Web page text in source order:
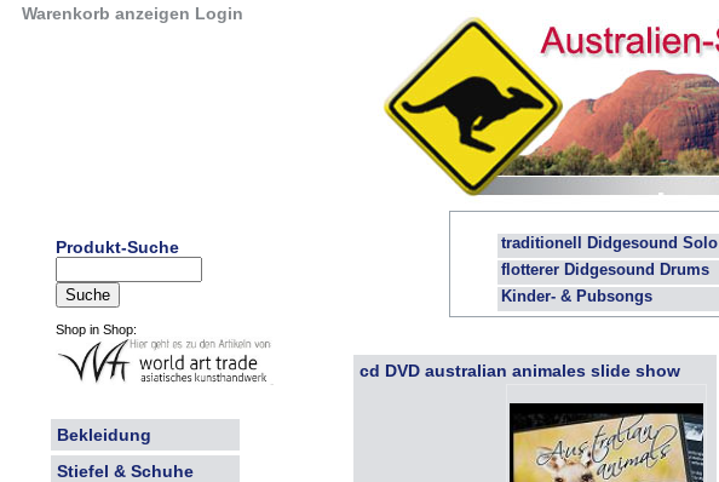
Bekleidung
Stiefel & Schuhe
Produkt-Suche
Shop in Shop:
traditionell Didgesound Solo
flotterer Didgesound Drums
Kinder- & Pubsongs
cd DVD australian animales slide show
Warenkorb anzeigen Login